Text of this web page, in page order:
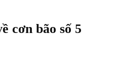
cơn bão số 5